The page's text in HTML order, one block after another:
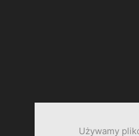
Używamy